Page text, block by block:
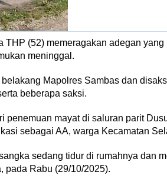
THP (52) memeragakan adegan
meninggal.
Mapolres Sambas dan
beberapa saksi.
penemuan mayat di saluran parit
sebagai AA, warga Kecamatan
sedang tidur di rumahnya dan
pada Rabu (29/10/2025).